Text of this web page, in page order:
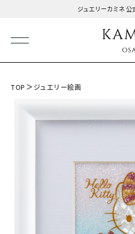
ジュエリーカミネ
TOP ジュエリー絵画